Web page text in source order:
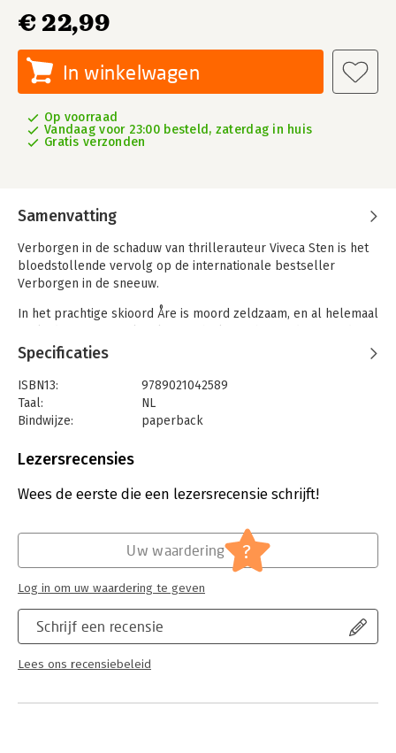
€ 22,99
In winkelwagen
Op voorraad
Vandaag voor 23:00 besteld, zaterdag in huis
Gratis verzonden
Samenvatting
Verborgen in de schaduw van thrillerauteur Viveca Sten is het
bloedstollende vervolg op de internationale bestseller
Verborgen in de sneeuw.
In het prachtige skioord Åre is moord zeldzaam, en al helemaal
vastgebonden en doodgeslagen in het bos wordt aangetroffen.
Maar wat heeft zo'n woede kunnen uitlokken? En bij wie?
Terwijl rechercheurs Hanna Ahlander en Daniel Lindskog zich
een weg proberen te banen door de groeiende lijst van
verdachten, ontdekken ze dat de moord op Andersson slechts
het begin is van een verontrustende, nog grotere zaak…
sneeuw en duikt diep in het leven van haar personages, wat
Publishers Weekly
Specificaties
ISBN13:
9789021042589
Taal:
NL
Bindwijze:
paperback
Uitgever:
Verschijningsdatum:
7-1-2025
Thrillers en spanning
De Åre moorden
Lezersrecensies
Wees de eerste die een lezersrecensie schrijft!
Schrijf een recensie
Lees ons recensiebeleid
Uw waardering ?
Log in om uw waardering te geven